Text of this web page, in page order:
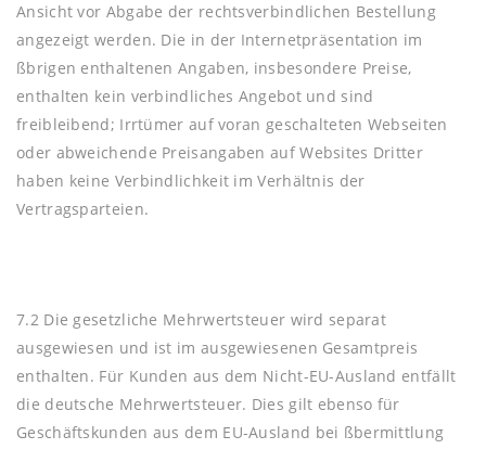
Ansicht vor Abgabe der rechtsverbindlichen Bestellung
angezeigt werden. Die in der Internetpräsentation im
ßbrigen enthaltenen Angaben, insbesondere Preise,
enthalten kein verbindliches Angebot und sind
freibleibend; Irrtümer auf voran geschalteten Webseiten
oder abweichende Preisangaben auf Websites Dritter
haben keine Verbindlichkeit im Verhältnis der
Vertragsparteien.
7.2 Die gesetzliche Mehrwertsteuer wird separat
ausgewiesen und ist im ausgewiesenen Gesamtpreis
enthalten. Für Kunden aus dem Nicht-EU-Ausland entfällt
die deutsche Mehrwertsteuer. Dies gilt ebenso für
Geschäftskunden aus dem EU-Ausland bei ßbermittlung